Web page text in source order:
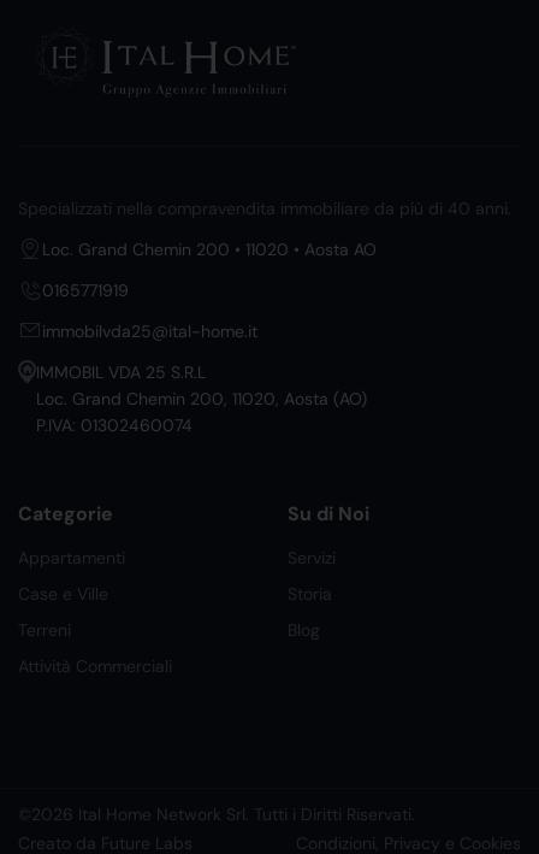
Specializzati nella compravendita immobiliare da più di 40 anni.
Loc. Grand Chemin 200 • 11020 • Aosta AO
0165771919
immobilvda25@ital-home.it
IMMOBIL VDA 25 S.R.L
Loc. Grand Chemin 200, 11020, Aosta (AO)
P.IVA: 01302460074
Categorie
Appartamenti
Case e Ville
Terreni
Attività Commerciali
Su di Noi
Servizi
Storia
Blog
©2026 Ital Home Network Srl. Tutti i Diritti Riservati.
Creato da Future Labs
Condizioni, Privacy e Cookies